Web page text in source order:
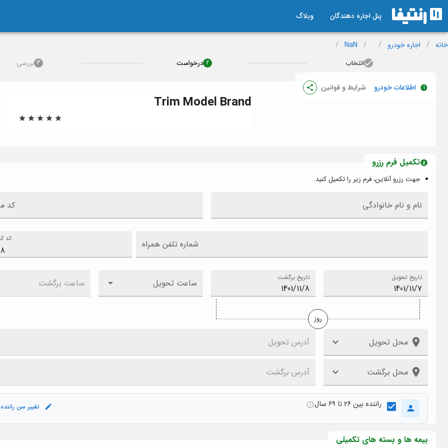
پنل اجاره دهندگان وبلاگ
خانه / اجاره خودرو /
/
NaN
/
انتخاب 2 درخواست 3 بررسی
اطلاعات خودرو شرایط و قوانین
Brand
Model
Trim
تکمیل فرم رزرو
جهت رزرو آنلاین، فرم زیر را تکمیل کنید.
نام و نام خانوادگی کد
کد شماره تلفن همراه
تاریخ تحویل تاریخ برگشت ساعت تحویل ساعت برگشت
روز
محل تحویل آدرس تحویل
محل برگشت آدرس برگشت
راننده بین 26 تا 69 سال تغییر سن راننده
بیمه ها و بسته های تکمیلی